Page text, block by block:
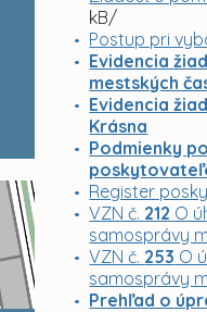
kB/
Postup pri
Evidencia
mestských
Evidencia
Krásna
Podmienky
Register
VZN č. 212 O
samosprávy
VZN č. 253 O
samosprávy
Prehľad o